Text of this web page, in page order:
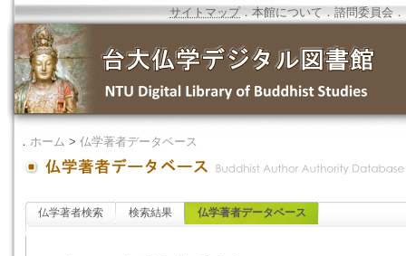
サイトマップ．本館について ．諮問委員会 ．
． ホーム > 仏学著者データベース
仏学著者検索 検索結果 仏学著者データベース